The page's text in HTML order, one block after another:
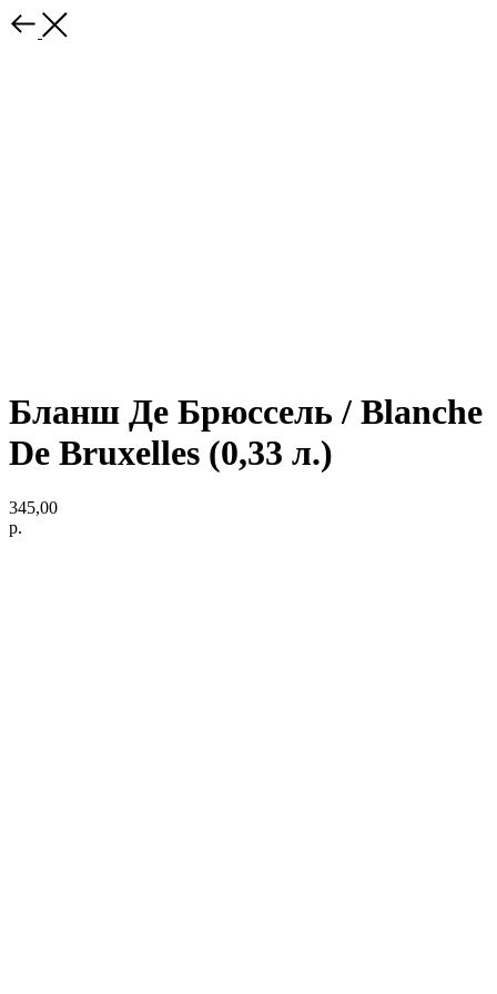
Бланш Де Брюссель / Blanche
De Bruxelles (0,33 л.)
345,00
р.